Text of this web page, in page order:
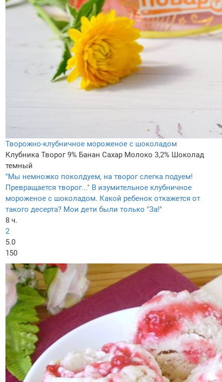
Творожно-клубничное мороженое с шоколадом
Клубника Творог 9% Банан Сахар Молоко 3,2% Шоколад
темный
"Мы немножко поколдуем, на творог слегка подуем!
Превращается творог..." В изумительное клубничное
мороженое с шоколадом. Какой ребенок откажется от
такого десерта? Мои дети были только "За!"
8 ч.
2
5.0
150